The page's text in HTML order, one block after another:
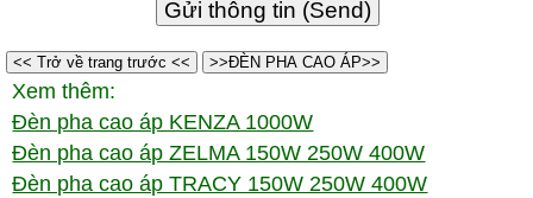
<< Trở về trang trước << >>ĐÈN PHA CAO ÁP>>
Xem thêm:
Đèn pha cao áp KENZA 1000W
Đèn pha cao áp ZELMA 150W 250W 400W
Đèn pha cao áp TRACY 150W 250W 400W